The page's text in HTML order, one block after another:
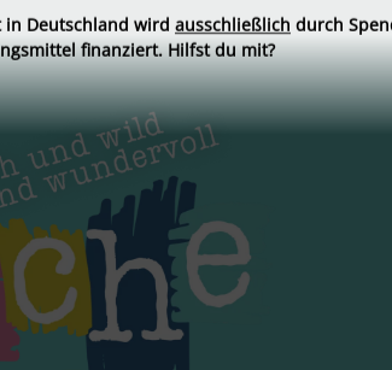
Deutschland wird ausschließlich durch
finanziert. Hilfst du mit?